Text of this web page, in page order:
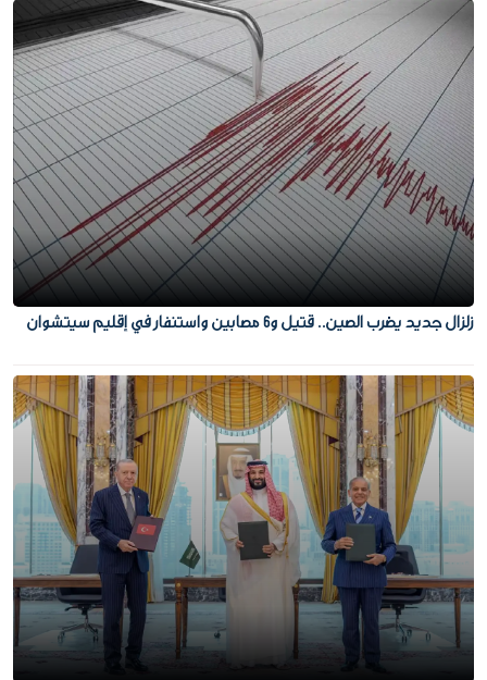
زلزال جديد يضرب الصين.. قتيل و6 مصابين واستنفار في إقليم سيتشوان